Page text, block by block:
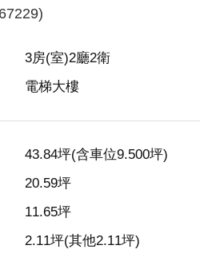
3房(室)2廳2衛
電梯大樓
43.84坪(含車位9.500坪)
20.59坪
11.65坪
2.11坪(其他2.11坪)